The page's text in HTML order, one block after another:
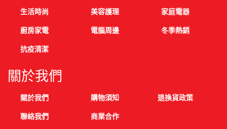
生活時尚 美容護理
家庭電器
廚房家電
電腦周邊
冬季熱銷
抗疫清潔
關於我們
關於我們 購物須知
退換貨政策
聯絡我們
商業合作